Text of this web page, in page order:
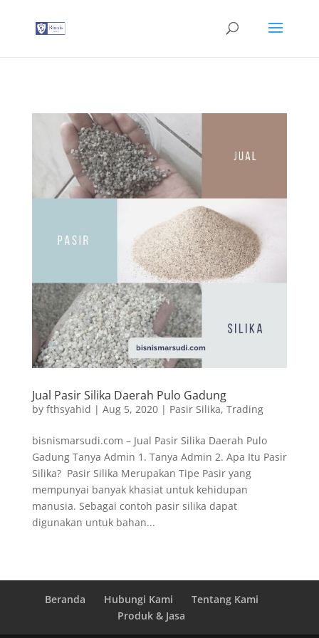
Jual Pasir Silika Daerah Pulo Gadung
by fthsyahid | Aug 5, 2020| Pasir Silika, Trading
bisnismarsudi.com – Jual Pasir Silika Daerah Pulo
Gadung Tanya Admin 1. Tanya Admin 2. Apa Itu Pasir
Silika? Pasir Silika Merupakan Tipe Pasir yang
mempunyai banyak khasiat untuk kehidupan
manusia. Sebagai contoh pasir silika dapat
digunakan untuk bahan...
Beranda Hubungi Kami
Tentang Kami
Produk & Jasa